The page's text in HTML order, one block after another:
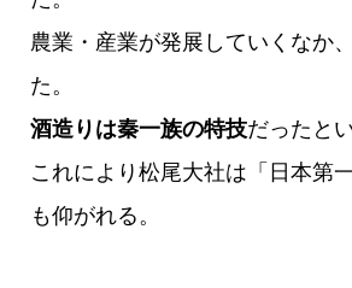
農業・産業が発展していくなか
た。
酒造りは秦一族の特技だったとい
これにより松尾大社は「日本第
も仰がれる。